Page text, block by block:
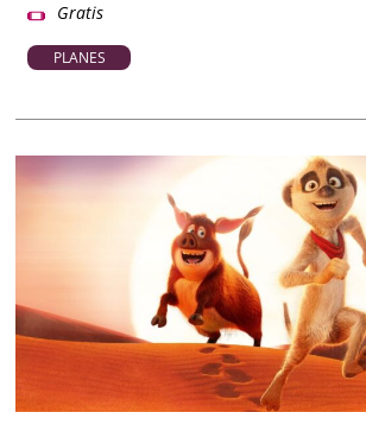
Gratis
PLANES